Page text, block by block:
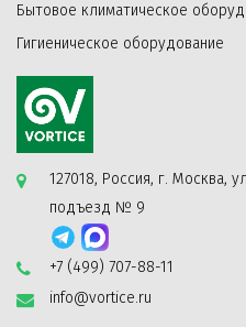
Бытовое климатическое
Гигиеническое оборудование
127018, Россия, г. Москва,
подъезд № 9
+7 (499) 707-88-11
info@vortice.ru